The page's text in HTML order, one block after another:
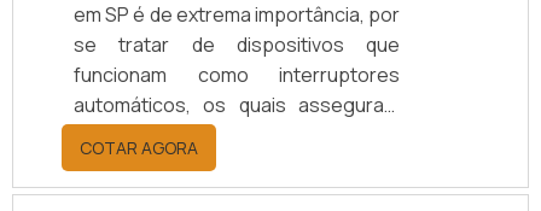
em SP é de extrema importância, por
se tratar de dispositivos que
funcionam como interruptores
automáticos, os quais asseguram
que redes elétricas possam operar
com segurança, sem causar danos
como curtos circuitos, quedas de
COTAR AGORA